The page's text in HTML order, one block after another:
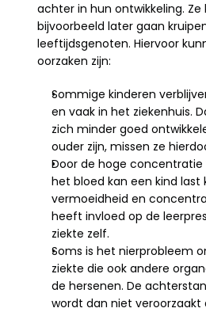
achter in hun ontwikkeling. Ze
bijvoorbeeld later gaan
leeftijdsgenoten. Hiervoor
oorzaken zijn:
Sommige kinderen
en vaak in het ziekenhuis.
zich minder goed
ouder zijn, missen ze
Door de hoge
het bloed kan een kind last
vermoeidheid en
heeft invloed op de
ziekte zelf.
Soms is het nierprobleem
ziekte die ook andere
de hersenen. De
wordt dan niet veroorzaakt